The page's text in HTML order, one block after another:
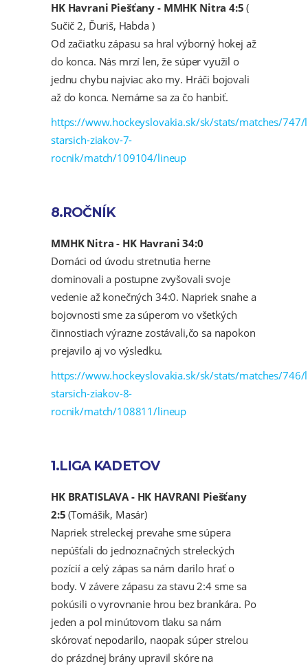
HK Havrani Piešťany - MMHK Nitra 4:5 (
Sučič 2, Ďuriš, Habda )
Od začiatku zápasu sa hral výborný hokej až
do konca. Nás mrzí len, že súper využil o
jednu chybu najviac ako my. Hráči bojovali
až do konca. Nemáme sa za čo hanbiť.
https://www.hockeyslovakia.sk/sk/stats/matches/747/
starsich-ziakov-7-
rocnik/match/109104/lineup
8.ROČNÍK
MMHK Nitra - HK Havrani 34:0
Domáci od úvodu stretnutia herne
dominovali a postupne zvyšovali svoje
vedenie až konečných 34:0. Napriek snahe a
bojovnosti sme za súperom vo všetkých
činnostiach výrazne zostávali,čo sa napokon
prejavilo aj vo výsledku.
https://www.hockeyslovakia.sk/sk/stats/matches/746/
starsich-ziakov-8-
rocnik/match/108811/lineup
1.LIGA KADETOV
HK BRATISLAVA - HK HAVRANI Piešťany
2:5 (Tomášik, Masár)
Napriek streleckej prevahe sme súpera
nepúšťali do jednoznačných streleckých
pozícií a celý zápas sa nám darilo hrať o
body. V závere zápasu za stavu 2:4 sme sa
pokúsili o vyrovnanie hrou bez brankára. Po
jeden a pol minútovom tlaku sa nám
skórovať nepodarilo, naopak súper strelou
do prázdnej brány upravil skóre na